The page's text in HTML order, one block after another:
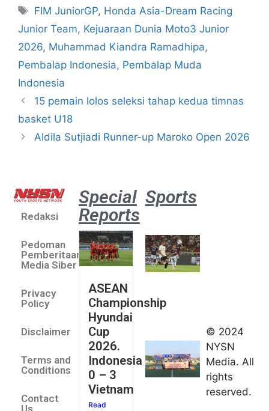
FIM JuniorGP, Honda Asia-Dream Racing
Junior Team, Kejuaraan Dunia Moto3 Junior
2026, Muhammad Kiandra Ramadhipa,
Pembalap Indonesia, Pembalap Muda
Indonesia
15 pemain lolos seleksi tahap kedua timnas
basket U18
Aldila Sutjiadi Runner-up Maroko Open 2026
Redaksi
Pedoman
Pemberitaan
Media Siber
Privacy
Policy
Disclaimer
Terms and
Conditions
Contact
Us
Special
Reports
ASEAN
Championship
Hyundai
Cup
2026.
Indonesia
0 – 3
Vietnam
Read
Sports
umum
Kejurnas
Panahan
Junior di
Kudus
© 2024
NYSN
Media. All
rights
reserved.